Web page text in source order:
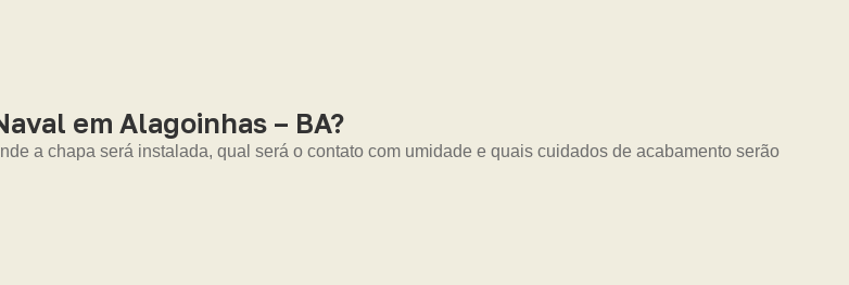
em Alagoinhas – BA?
a chapa será instalada, qual será o contato com umidade e quais cuidados de acabamento serão